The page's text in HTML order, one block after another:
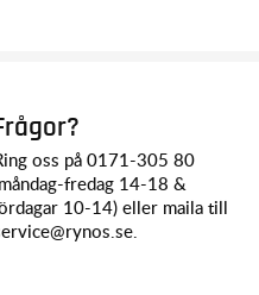
oss på 0171-305 80
fredag 14-18 &
10-14) eller maila till